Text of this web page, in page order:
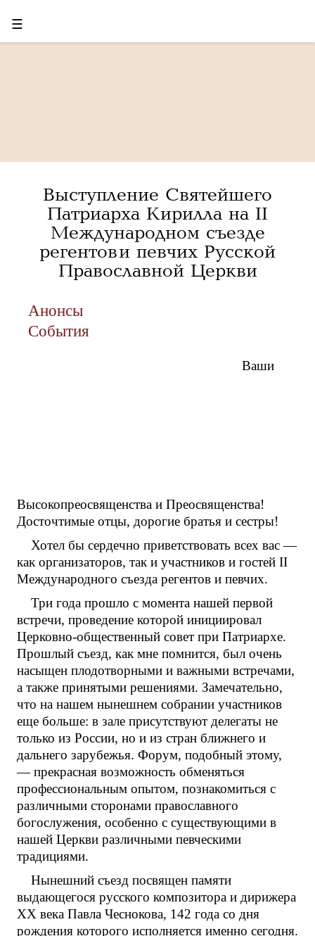
☰
Выступление Святейшего
Патриарха Кирилла на II
Международном съезде
регентов и певчих Русской
Православной Церкви
Анонсы
События
Ваши
Высокопреосвященства и Преосвященства!
Досточтимые отцы, дорогие братья и сестры!
Хотел бы сердечно приветствовать всех вас —
как организаторов, так и участников и гостей II
Международного съезда регентов и певчих.
Три года прошло с момента нашей первой
встречи, проведение которой инициировал
Церковно-общественный совет при Патриархе.
Прошлый съезд, как мне помнится, был очень
насыщен плодотворными и важными встречами,
а также принятыми решениями. Замечательно,
что на нашем нынешнем собрании участников
еще больше: в зале присутствуют делегаты не
только из России, но и из стран ближнего и
дальнего зарубежья. Форум, подобный этому,
— прекрасная возможность обменяться
профессиональным опытом, познакомиться с
различными сторонами православного
богослужения, особенно с существующими в
нашей Церкви различными певческими
традициями.
Нынешний съезд посвящен памяти
выдающегося русского композитора и дирижера
XX века Павла Чеснокова, 142 года со дня
рождения которого исполняется именно сегодня.